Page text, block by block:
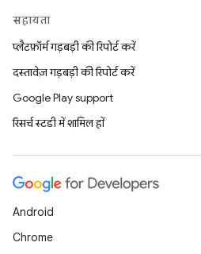
सहायता
प्लैटफ़ॉर्म गड़बड़ी की रिपोर्ट करें
दस्तावेज़ गड़बड़ी की रिपोर्ट करें
Google Play support
रिसर्च स्टडी में शामिल हों
Android
Chrome